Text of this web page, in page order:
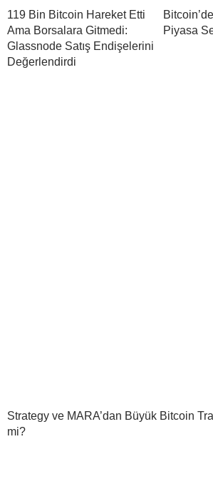
119 Bin Bitcoin Hareket Etti
Ama Borsalara Gitmedi:
Glassnode Satış Endişelerini
Değerlendirdi
Piyasa
Strategy ve MARA’dan Büyük Bitcoin
mi?